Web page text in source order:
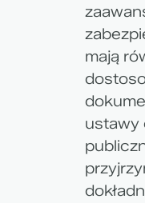
mają
ustawy